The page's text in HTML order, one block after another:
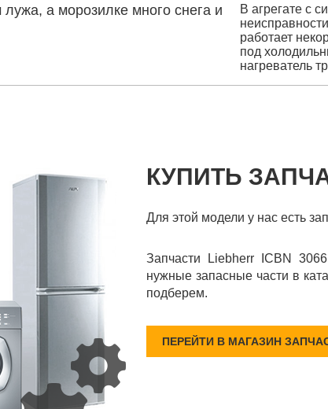
а морозилке много снега и
В агрегате с
работает
под
нагреватель
КУПИТЬ
Для этой модели у нас есть
Запчасти Liebherr ICBN
нужные запасные части в
подберем.
ПЕРЕЙТИ В МАГАЗИН